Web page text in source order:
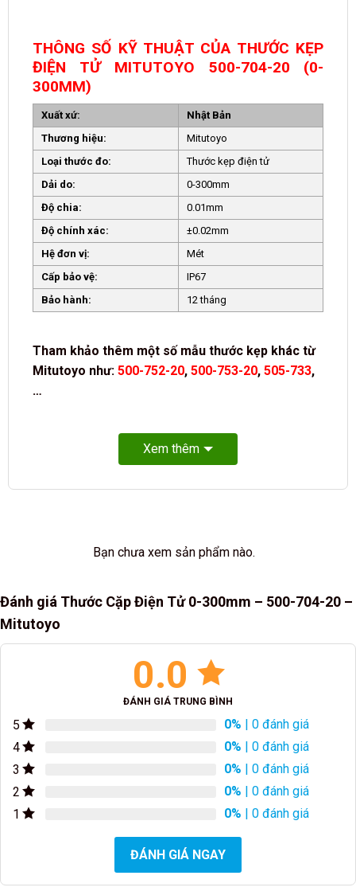
THÔNG SỐ KỸ THUẬT CỦA THƯỚC KẸP
ĐIỆN TỬ MITUTOYO 500-704-20 (0-
300MM)
Xuất xứ:
Nhật Bản
Thương hiệu:
Mitutoyo
Loại thước đo:
Thước kẹp điện tử
Dải do:
0-300mm
Độ chia:
0.01mm
Độ chính xác:
±0.02mm
Hệ đơn vị:
Mét
Cấp bảo vệ:
IP67
Bảo hành:
12 tháng
Tham khảo thêm một số mẫu thước kẹp khác từ
Mitutoyo như: 500-752-20, 500-753-20, 505-733,
…
Xem thêm
Bạn chưa xem sản phẩm nào.
Đánh giá Thước Cặp Điện Tử 0-300mm – 500-704-20 –
Mitutoyo
0.0
ĐÁNH GIÁ TRUNG BÌNH
5 0% | 0 đánh giá
4
0% | 0 đánh giá
3
0% | 0 đánh giá
2
0% | 0 đánh giá
1
0% | 0 đánh giá
ĐÁNH GIÁ NGAY